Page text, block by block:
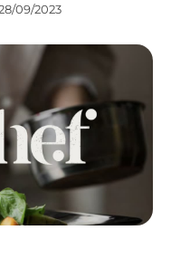
09/2023